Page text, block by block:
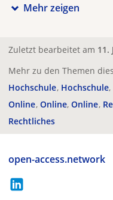
Mehr zeigen
Zuletzt bearbeitet am 11.
Mehr zu den Themen
Hochschule Hochschule
Online Online Online
Rechtliches
open-access.network